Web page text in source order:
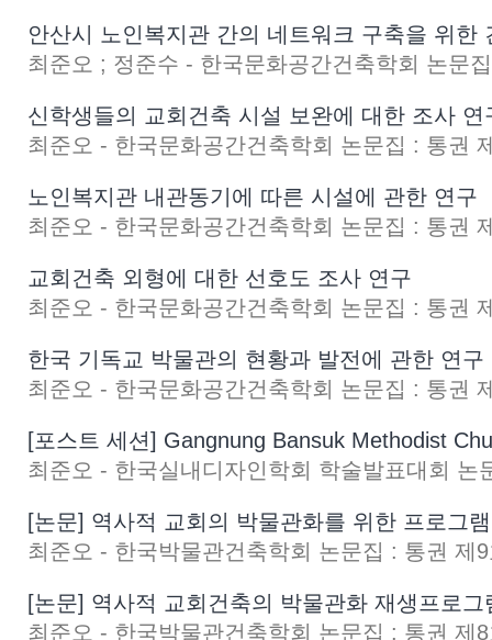
안산시 노인복지관 간의 네트워크 구축을 위한
최준오 ; 정준수 - 한국문화공간건축학회 논문
신학생들의 교회건축 시설 보완에 대한 조사 연
최준오 - 한국문화공간건축학회 논문집 : 통권
노인복지관 내관동기에 따른 시설에 관한 연구
최준오 - 한국문화공간건축학회 논문집 : 통권
교회건축 외형에 대한 선호도 조사 연구
최준오 - 한국문화공간건축학회 논문집 : 통권
한국 기독교 박물관의 현황과 발전에 관한 연구
최준오 - 한국문화공간건축학회 논문집 : 통권
[포스트 세션] Gangnung Bansuk Methodist
최준오 - 한국실내디자인학회 학술발표대회 논
[논문] 역사적 교회의 박물관화를 위한 프로그
최준오 - 한국박물관건축학회 논문집 : 통권 제
[논문] 역사적 교회건축의 박물관화 재생프로
최준오 - 한국박물관건축학회 논문집 : 통권 제